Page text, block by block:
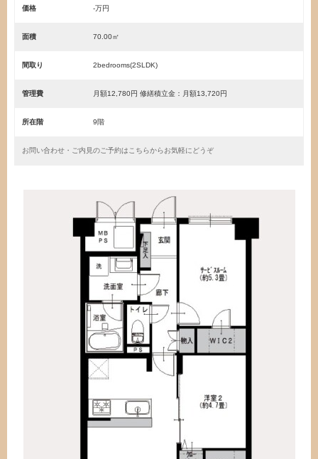
価格 -万円
面積 70.00㎡
間取り 2bedrooms(2SLDK)
管理費 月額12,780円 修繕積立金：月額13,720円
所在階 9階
お問い合わせ・ご内見のご予約はこちらからお気軽にどうぞ